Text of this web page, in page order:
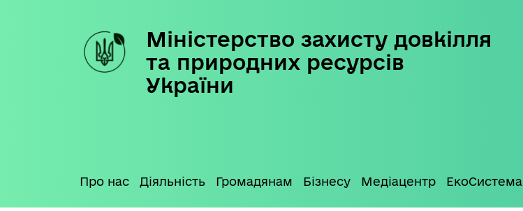
Міністерство захисту довкілля
та природних ресурсів
України
Про нас Діяльність Громадянам Бізнесу Медіацентр ЕкоСистема